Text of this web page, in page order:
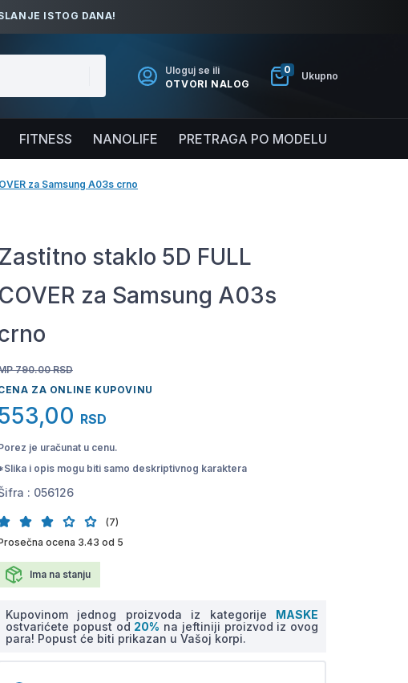
ISTOG DANA!
Uloguj se ili
OTVORI NALOG
0
Ukupno
FITNESS NANOLIFE PRETRAGA PO MODELU
za Samsung A03s crno
Zastitno staklo 5D FULL
COVER za Samsung A03s
790.00RSD
ZA ONLINE KUPOVINU
RSD
je uračunat u cenu.
i opis mogu biti samo deskriptivnog karaktera
: 056126
(7)
ocena 3.43 od 5
Ima na stanju
Kupovinom jednog proizvoda iz kategorije MASKE
ostvarićete popust od 20% na jeftiniji proizvod iz ovog
para! Popust će biti prikazan u Vašoj korpi.